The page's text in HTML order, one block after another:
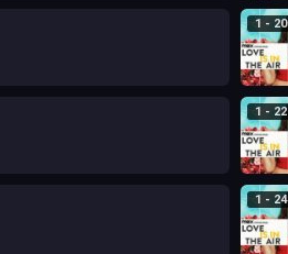
1 - 20
1 - 22
1 - 24